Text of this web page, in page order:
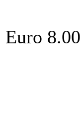
Euro 8.00